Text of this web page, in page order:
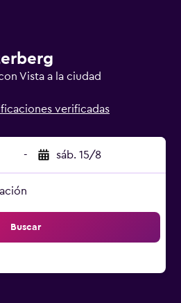
Vista a la ciudad
verificadas
- sáb. 15/8
Buscar